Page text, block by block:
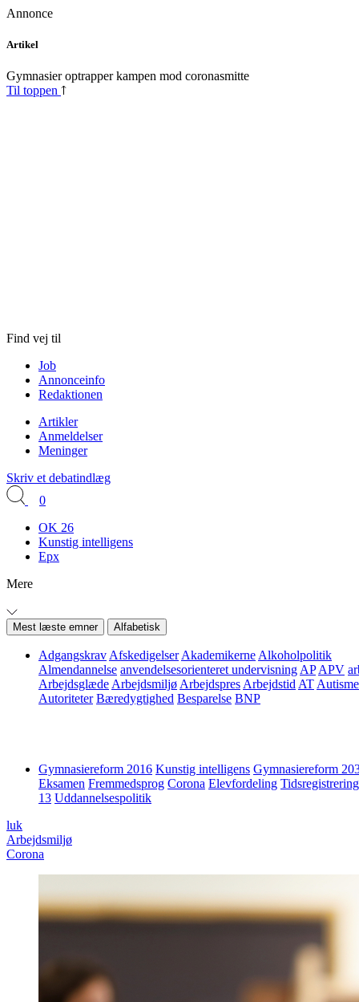
Annonce
Skip
content
Artikel
Gymnasier optrapper kampen mod coronasmitte
Til toppen
Find vej til
Job
Annonceinfo
Redaktionen
Artikler
Anmeldelser
Meninger
Skriv et debatindlæg
0
OK 26
Kunstig intelligens
Epx
Mere
Mest læste emner Alfabetisk
Adgangskrav Afskedigelser Akademikerne Alkoholpolitik
Almendannelse anvendelsesorienteret undervisning AP APV
Arbejdsglæde Arbejdsmiljø Arbejdspres Arbejdstid AT Autisme
Autoriteter Bæredygtighed Besparelse BNP
Gymnasiereform 2016 Kunstig intelligens Gymnasiereform
Eksamen Fremmedsprog Corona Elevfordeling Tidsregistrering
13 Uddannelsespolitik
luk
Arbejdsmiljø
Corona